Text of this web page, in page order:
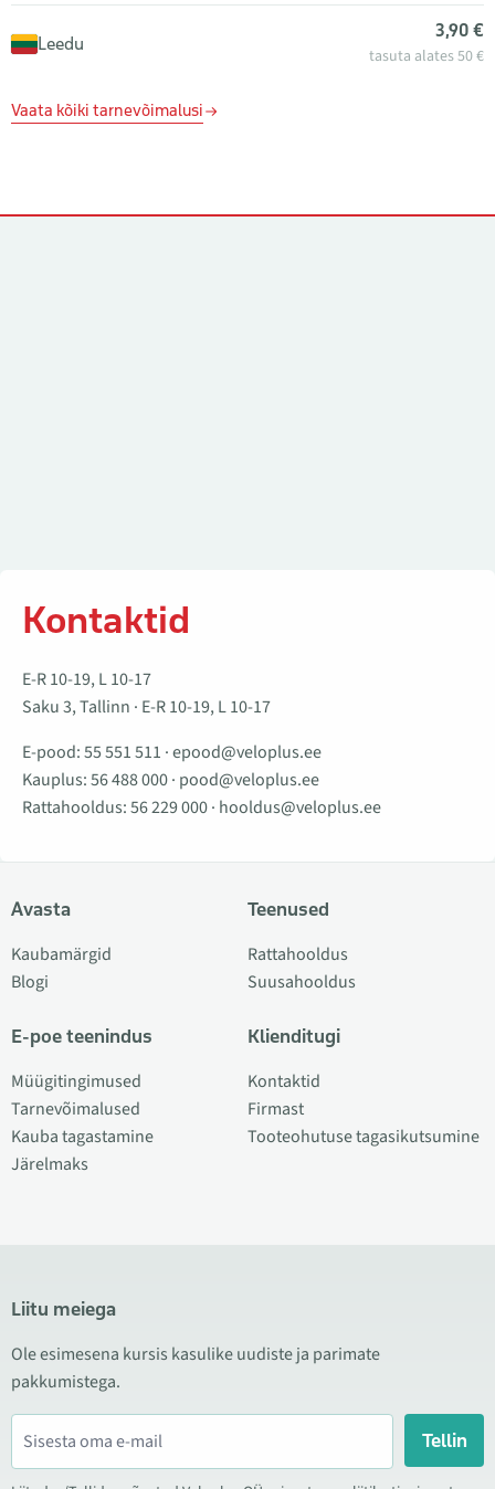
Leedu
3,90 €
tasuta alates 50 €
Vaata kõiki tarnevõimalusi
Kontaktid
E-R 10-19, L 10-17
Saku 3, Tallinn · E-R 10-19, L 10-17
E-pood:55 551 511 ·epood@veloplus.ee
Kauplus:56 488 000· pood@veloplus.ee
Rattahooldus:56 229 000· hooldus@veloplus.ee
Avasta
Kaubamärgid
Blogi
E-poe teenindus
Müügitingimused
Tarnevõimalused
Kauba tagastamine
Järelmaks
Teenused
Rattahooldus
Suusahooldus
Klienditugi
Kontaktid
Firmast
Tooteohutuse tagasikutsumine
Liitu meiega
Ole esimesena kursis kasulike uudiste ja parimate
pakkumistega.
Tellin